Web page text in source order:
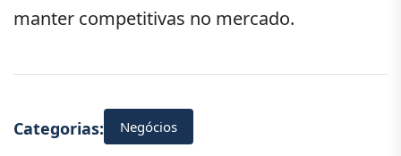
manter competitivas no mercado.
Categorias: Negócios